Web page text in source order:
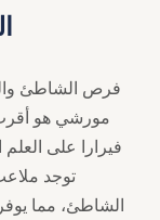
فرص الشاطئ
مورشي هو
فيرارا على
توجد
الشاطئ، مما